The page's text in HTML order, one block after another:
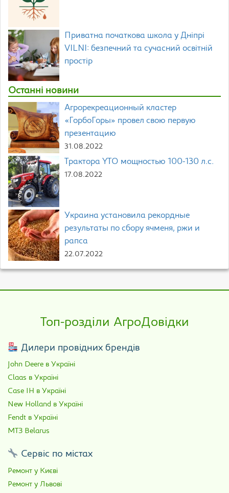
Приватна початкова школа у Дніпрі
VILNI: безпечний та сучасний освітній
простір
Останні новини
Агрорекреационный кластер
«ГорбоГоры» провел свою первую
презентацию
31.08.2022
Трактора YTO мощностью 100-130 л.с.
17.08.2022
Украина установила рекордные
результаты по сбору ячменя, ржи и
рапса
22.07.2022
Топ-розділи АгроДовідки
Дилери провідних брендів
John Deere в Україні
Claas в Україні
Case IH в Україні
New Holland в Україні
Fendt в Україні
МТЗ Belarus
Сервіс по містах
Ремонт у Києві
Ремонт у Львові